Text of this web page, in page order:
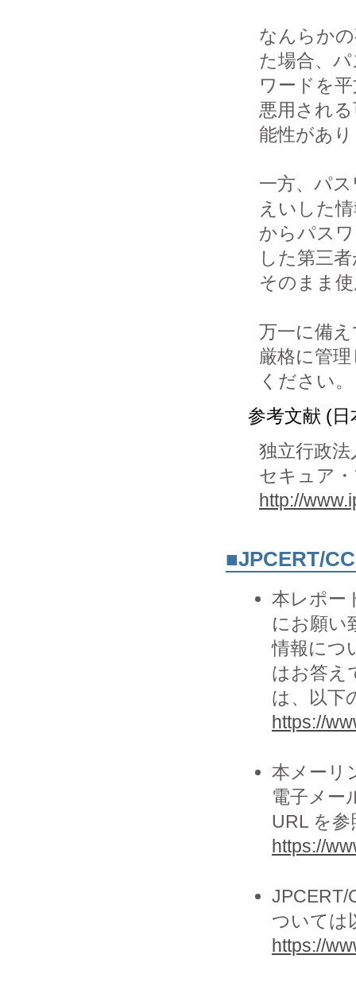
なんらか
た場合、
ワードを
悪用され
能性があ
一方、パ
えいした
からパス
した第三
そのまま
万一に備
厳格に管
ください。
参考文献 (日
独立行政
セキュア
http://
■JPCERT/
本レポー
にお願い
情報につ
はお答え
は、以下
https://
本メーリ
電子メー
URL を
https://
JPCERT/
ついては
https://